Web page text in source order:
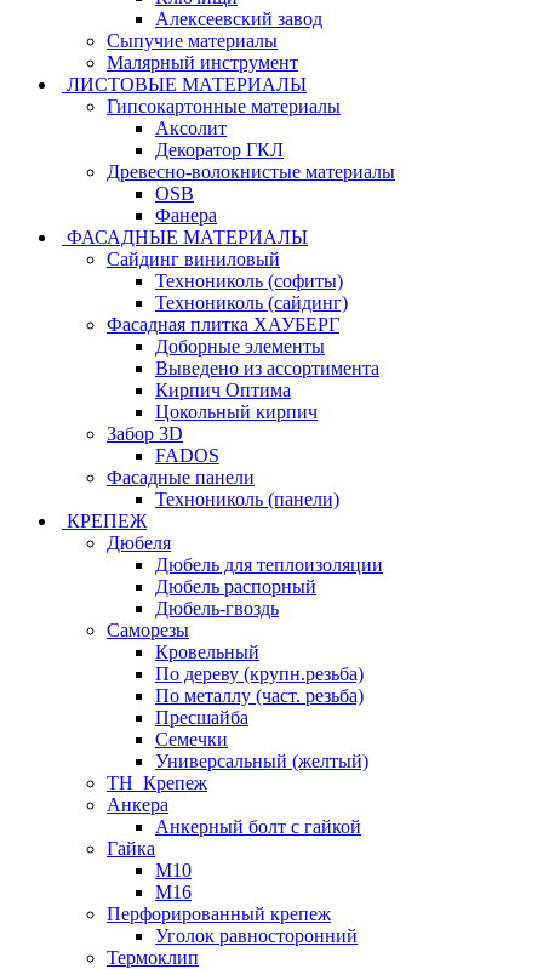
Алексеевский завод
Сыпучие материалы
Малярный инструмент
ЛИСТОВЫЕ МАТЕРИАЛЫ
Гипсокартонные материалы
Аксолит
Декоратор ГКЛ
Древесно-волокнистые материалы
OSB
Фанера
ФАСАДНЫЕ МАТЕРИАЛЫ
Сайдинг виниловый
Технониколь (софиты)
Технониколь (сайдинг)
Фасадная плитка ХАУБЕРГ
Доборные элементы
Выведено из ассортимента
Кирпич Оптима
Цокольный кирпич
Забор 3D
FADOS
Фасадные панели
Технониколь (панели)
КРЕПЕЖ
Дюбеля
Дюбель для теплоизоляции
Дюбель распорный
Дюбель-гвоздь
Саморезы
Кровельный
По дереву (крупн.резьба)
По металлу (част. резьба)
Пресшайба
Семечки
Универсальный (желтый)
ТН_Крепеж
Анкера
Анкерный болт с гайкой
Гайка
М10
М16
Перфорированный крепеж
Уголок равносторонний
Термоклип